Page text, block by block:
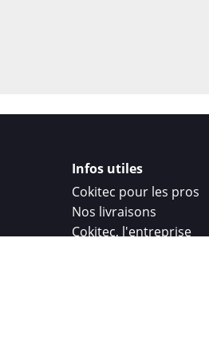
Infos utiles
Cokitec pour les pros
Nos livraisons
Cokitec, l'entreprise